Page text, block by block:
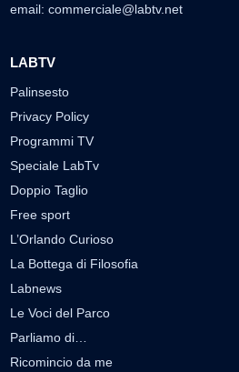
email: commerciale@labtv.net
LABTV
Palinsesto
Privacy Policy
Programmi TV
Speciale LabTv
Doppio Taglio
Free sport
L’Orlando Curioso
La Bottega di Filosofia
Labnews
Le Voci del Parco
Parliamo di…
Ricomincio da me